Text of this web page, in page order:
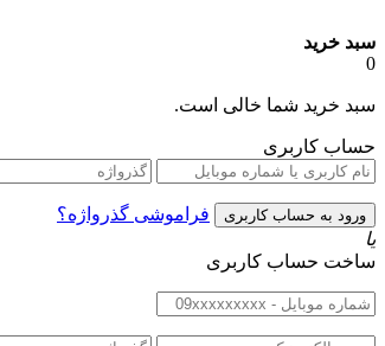
سبد خرید
0
سبد خرید شما خالی است.
حساب کاربری
فراموشی گذرواژه؟
یا
ساخت حساب کاربری